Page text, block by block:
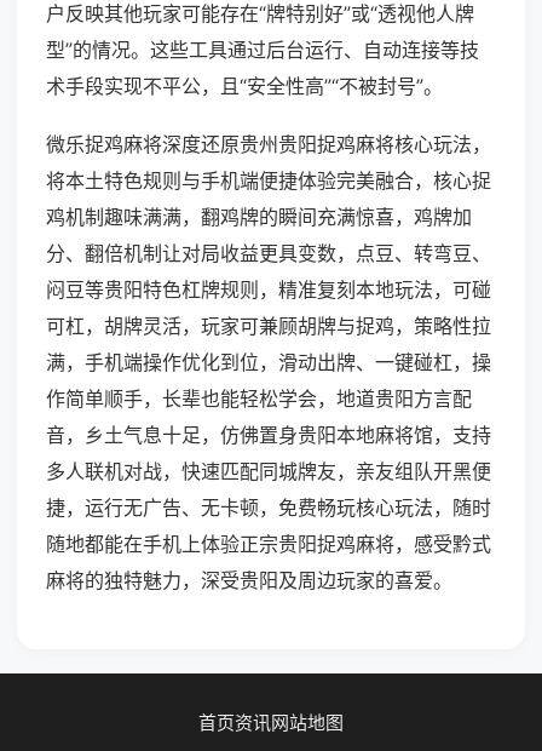
户反映其他玩家可能存在“牌特别好”或“透视他人牌
型”的情况。这些工具通过后台运行、自动连接等技
术手段实现不平公，且“安全性高”“不被封号”。
微乐捉鸡麻将深度还原贵州贵阳捉鸡麻将核心玩法，
将本土特色规则与手机端便捷体验完美融合，核心捉
鸡机制趣味满满，翻鸡牌的瞬间充满惊喜，鸡牌加
分、翻倍机制让对局收益更具变数，点豆、转弯豆、
闷豆等贵阳特色杠牌规则，精准复刻本地玩法，可碰
可杠，胡牌灵活，玩家可兼顾胡牌与捉鸡，策略性拉
满，手机端操作优化到位，滑动出牌、一键碰杠，操
作简单顺手，长辈也能轻松学会，地道贵阳方言配
音，乡土气息十足，仿佛置身贵阳本地麻将馆，支持
多人联机对战，快速匹配同城牌友，亲友组队开黑便
捷，运行无广告、无卡顿，免费畅玩核心玩法，随时
随地都能在手机上体验正宗贵阳捉鸡麻将，感受黔式
麻将的独特魅力，深受贵阳及周边玩家的喜爱。
首页资讯网站地图